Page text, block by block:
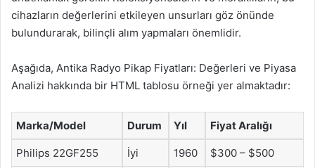
cihazların değerlerini etkileyen unsurları göz önünde
bulundurarak, bilinçli alım yapmaları önemlidir.
Aşağıda, Antika Radyo Pikap Fiyatları: Değerleri ve Piyasa
Analizi hakkında bir HTML tablosu örneği yer almaktadır:
Marka/Model Durum Yıl Fiyat Aralığı
Philips 22GF255 İyi 1960 $300 – $500